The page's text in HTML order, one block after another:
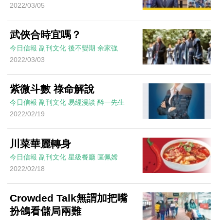
2022/03/05
武俠合時宜嗎？
今日信報 副刊文化 後不變期 余家強
2022/03/03
紫微斗數 祿命解說
今日信報 副刊文化 易經漫談 醉一先生
2022/02/19
川菜華麗轉身
今日信報 副刊文化 星級餐廳 區佩嫦
2022/02/18
Crowded Talk無謂加把嘴
扮鴿看儲局兩難